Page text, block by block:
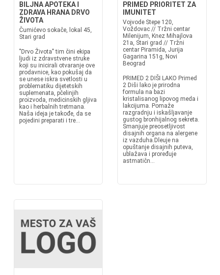
BILJNA APOTEKA I
ZDRAVA HRANA DRVO
ŽIVOTA
Čumićevo sokače, lokal 45,
Stari grad
"Drvo Života" tim čini ekipa
ljudi iz zdravstvene struke
koji su inicirali otvaranje ove
prodavnice, kao pokušaj da
se unese iskra svetlosti u
problematiku dijetetskih
suplemenata, pčelinjih
proizvoda, medicinskih gljiva
kao i herbalnih tretmana.
Naša ideja je takođe, da se
pojedini preparati i tre...
PRIMED PRIORITET ZA
IMUNITET
Vojvode Stepe 120,
Voždovac // Tržni centar
Milenijum, Knez Mihajlova
21a, Stari grad // Tržni
centar Piramida, Jurija
Gagarina 151g, Novi
Beograd
PRIMED 2 DIŠI LAKO Primed
2 Diši lako je prirodna
formula na bazi
kristalisanog lipovog meda i
lakcijuma. Pomaže
razgradnju i iskašljavanje
gustog bronhijalnog sekreta.
Smanjuje preosetljivost
disajnih organa na alergene
iz vazduha.Dleuje na
opuštanje disajnih puteva,
ublažava i proređuje
astmatičn...